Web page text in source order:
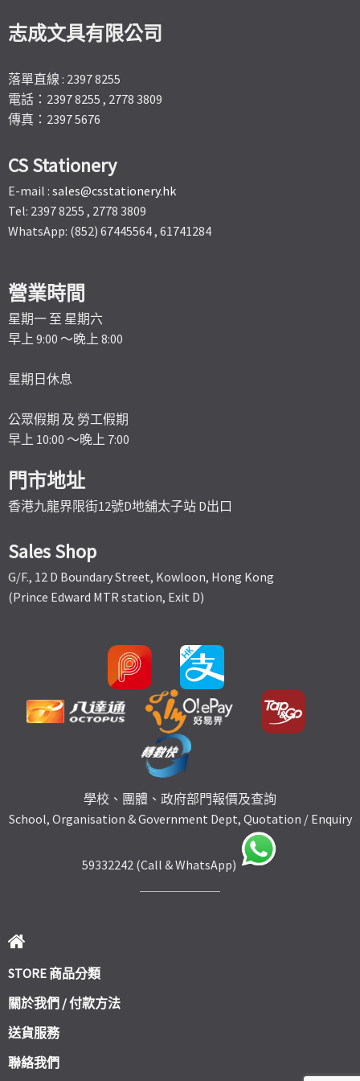
志成文具有限公司
落單直線 : 2397 8255
電話：2397 8255 , 2778 3809
傳真：2397 5676
CS Stationery
E-mail : sales@csstationery.hk
Tel: 2397 8255 , 2778 3809
WhatsApp: (852) 67445564 , 61741284
營業時間
星期一 至 星期六
早上 9:00 ～晚上 8:00
星期日休息
公眾假期 及 勞工假期
早上 10:00 ～晚上 7:00
門市地址
香港九龍界限街12號D地舖太子站 D出口
Sales Shop
G/F., 12 D Boundary Street, Kowloon, Hong Kong
(Prince Edward MTR station, Exit D)
學校、團體、政府部門報價及查詢
School, Organisation & Government Dept, Quotation / Enquiry
59332242 (Call & WhatsApp)
STORE 商品分類
關於我們 / 付款方法
送貨服務
聯絡我們